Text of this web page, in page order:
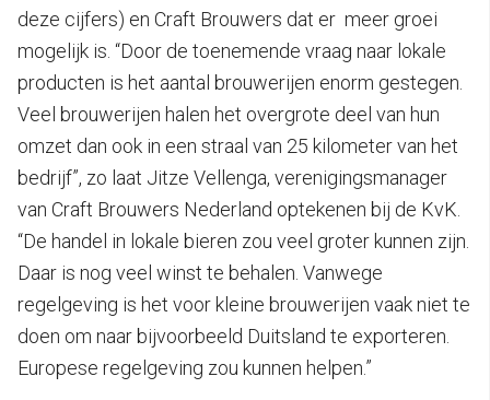
deze cijfers) en Craft Brouwers dat er meer groei
mogelijk is. “Door de toenemende vraag naar lokale
producten is het aantal brouwerijen enorm gestegen.
Veel brouwerijen halen het overgrote deel van hun
omzet dan ook in een straal van 25 kilometer van het
bedrijf”, zo laat Jitze Vellenga, verenigingsmanager
van Craft Brouwers Nederland optekenen bij de KvK.
“De handel in lokale bieren zou veel groter kunnen zijn.
Daar is nog veel winst te behalen. Vanwege
regelgeving is het voor kleine brouwerijen vaak niet te
doen om naar bijvoorbeeld Duitsland te exporteren.
Europese regelgeving zou kunnen helpen.”